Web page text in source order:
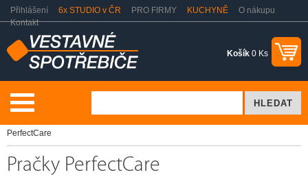
Přihlášení 6x STUDIO v ČR PRO FIRMY KUCHYNĚ
O nákupu
Kontakt
Košík 0 Ks
PerfectCare
Pračky PerfectCare